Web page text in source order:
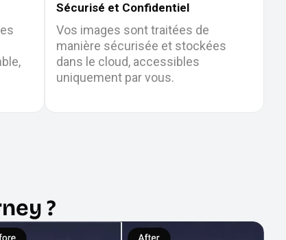
Sécurisé et Confidentiel
Vos images sont traitées de
manière sécurisée et stockées
dans le cloud, accessibles
uniquement par vous.
?